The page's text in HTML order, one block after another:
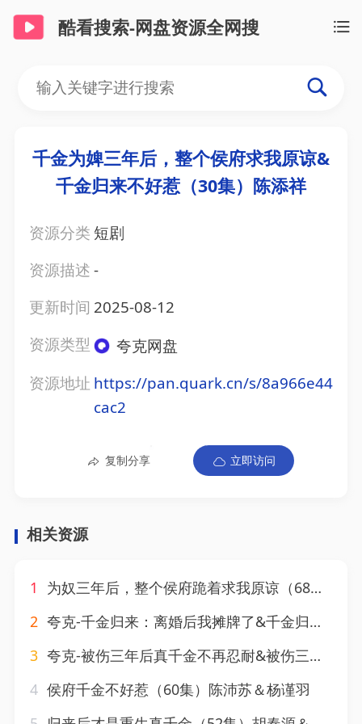
酷看搜索-网盘资源全网搜
千金为婢三年后，整个侯府求我原谅&
千金归来不好惹（30集）陈添祥
资源分类 短剧
资源描述-
更新时间 2025-08-12
资源类型
夸克网盘
资源地址 https://pan.quark.cn/s/8a966e44
cac2
复制分享 立即访问
相关资源
1
为奴三年后，整个侯府跪着求我原谅（68集）陆元
2 夸克-千金归来：离婚后我摊牌了&千金归来离婚后我摊牌了（62集）曹嘉怡
3 夸克-被伤三年后真千金不再忍耐&被伤三年后，真千金不再忍耐（56集）刘叁肆（刘涛）＆郇依心
4 侯府千金不好惹（60集）陈沛苏＆杨谨羽